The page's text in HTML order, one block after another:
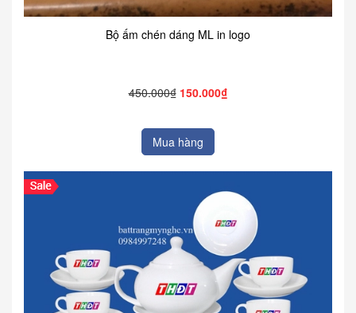
Bộ ấm chén dáng ML in logo
450.000₫ 150.000₫
Mua hàng